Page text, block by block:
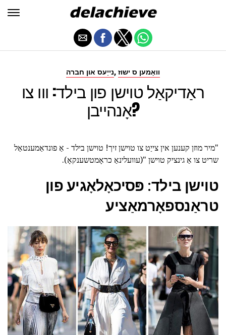
נייַעס און חברה, וואָמען ס ישוז
ראַדיקאַל טוישן פון בילד: ווו צו
אָנהייבן?
"מיר מוזן קענען אין צייַט צו טוישן זיך! טוישן בילד - אַ פונדאַמענטאַל
שריט צו אַ גינציק טוישן "(עוועלינאַ כראָמטשענקאָ).
טוישן בילד: פּסיכאָלאָגיע פון
טראַנספאָרמאַציע